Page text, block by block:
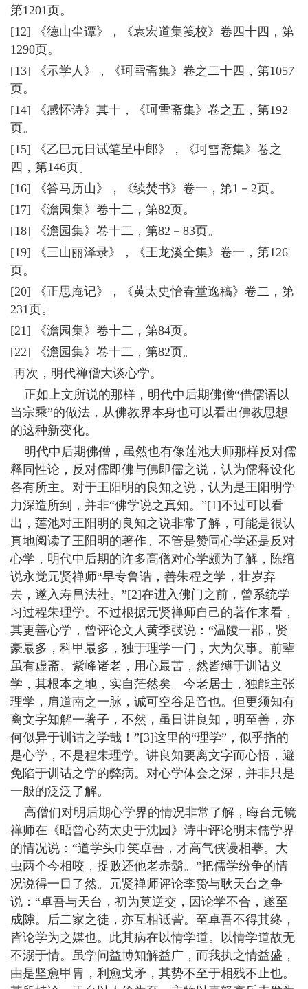
第1201页。
[12] 《德山尘谭》，《袁宏道集笺校》卷四十四，第
1290页。
[13] 《示学人》，《珂雪斋集》卷之二十四，第1057
页。
[14] 《感怀诗》其十，《珂雪斋集》卷之五，第192
页。
[15] 《乙巳元日试笔呈中郎》，《珂雪斋集》卷之
四，第146页。
[16] 《答马历山》，《续焚书》卷一，第1－2页。
[17] 《澹园集》卷十二，第82页。
[18] 《澹园集》卷十二，第82－83页。
[19] 《三山丽泽录》，《王龙溪全集》卷一，第126
页。
[20] 《正思庵记》，《黄太史怡春堂逸稿》卷二，第
231页。
[21] 《澹园集》卷十二，第84页。
[22] 《澹园集》卷十二，第82页。
再次，明代禅僧大谈心学。
正如上文所说的那样，明代中后期佛僧“借儒语以
当宗乘”的做法，从佛教界本身也可以看出佛教思想
的这种新变化。
明代中后期佛僧，虽然也有像莲池大师那样反对儒
释同性论，反对儒即佛与佛即儒之说，认为儒释设化
各有所主。对于王阳明的良知之说，认为是王阳明学
力深造所到，并非“佛学说之真知。”[1]不过可以看
出，莲池对王阳明的良知之说非常了解，可能是很认
真地阅读了王阳明的著作。不管是赞同心学还是反对
心学，明代中后期的许多高僧对心学颇为了解，陈绾
说永觉元贤禅师“早专鲁诰，善朱程之学，壮岁弃
去，遂入寿昌法社。”[2]在进入佛门之前，曾系统学
习过程朱理学。不过根据元贤禅师自己的著作来看，
其更善心学，曾评论文人黄季弢说：“温陵一郡，贤
豪最多，科甲最多，独于理学一门，大为欠事。前辈
虽有虚斋、紫峰诸老，用心最苦，然皆缚于训诂义
学，其根本之地，实自茫然矣。今老居士，独能主张
理学，肩道南之一脉，诚可空谷足音也。但更须知有
离文字知解一著子，不然，虽日讲良知，明至善，亦
何似异于训诂之学哉！”[3]这里的“理学”，似乎指的
是心学，不是程朱理学。讲良知要离文字而心悟，避
免陷于训诂之学的弊病。对心学体会之深，并非只是
一般的泛泛了解。
高僧们对明后期心学界的情况非常了解，晦台元镜
禅师在《晤曾心药太史于沈园》诗中评论明末儒学界
的情况说：“道学头巾笑卓吾，才高气侠谩相摹。大
虫两个今相咬，捉败还他老赤鬍。”把儒学纷争的情
况说得一目了然。元贤禅师评论李贽与耿天台之争
说：“卓吾与天台，初为莫逆交，因论学不合，遂至
成隙。后二家之徒，亦互相诋訾。至卓吾不得其终，
皆论学为之媒也。此其病在以情学道。以情学道故无
不溺于情。虽学问益博知解益广，而我执之情益盛，
由是坚愈甲胄，利愈戈矛，其势不至于相残不止也。